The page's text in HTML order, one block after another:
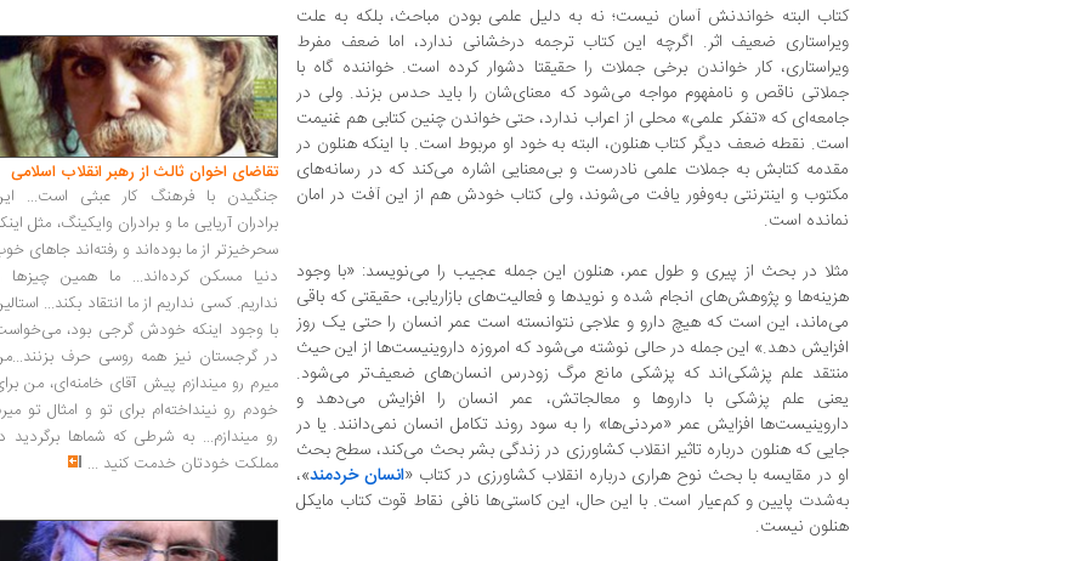
کتاب البته خواندنش آسان نیست؛ نه به دلیل علمی بودن مباحث، بلکه به علت
ویراستاری ضعیف اثر. اگرچه این کتاب ترجمه درخشانی ندارد، اما ضعف مفرط
ویراستاری، کار خواندن برخی جملات را حقیقتا دشوار کرده است. خواننده گاه با
جملاتی ناقص و نامفهوم مواجه می‌شود که معنای‌شان را باید حدس بزند. ولی در
جامعه‌ای که «تفکر علمی» محلی از اعراب ندارد، حتی خواندن چنین کتابی هم غنیمت
است. نقطه ضعف دیگر کتاب هنلون، البته به خود او مربوط است. با اینکه هنلون در
مقدمه کتابش به جملات علمی نادرست و بی‌معنایی اشاره می‌کند که در رسانه‌های
مکتوب و اینترنتی به‌وفور یافت می‌شوند، ولی کتاب خودش هم از این آفت در امان
نمانده است.
مثلا در بحث از پیری و طول عمر، هنلون این جمله عجیب را می‌نویسد: «با وجود
هزینه‌ها و پژوهش‌های انجام شده و نویدها و فعالیت‌های بازاریابی، حقیقتی که باقی
می‌ماند، این است که هیچ دارو و علاجی نتوانسته است عمر انسان را حتی یک روز
افزایش دهد.» این جمله در حالی نوشته می‌شود که امروزه داروینیست‌ها از این حیث
منتقد علم پزشکی‌اند که پزشکی مانع مرگ زودرس انسان‌های ضعیف‌تر می‌شود.
یعنی علم پزشکی با داروها و معالجاتش، عمر انسان را افزایش می‌دهد و
داروینیست‌ها افزایش عمر «مردنی‌ها» را به سود روند تکامل انسان نمی‌دانند. یا در
جایی که هنلون درباره تاثیر انقلاب کشاورزی در زندگی بشر بحث می‌کند، سطح بحث
او در مقایسه با بحث نوح هراری درباره انقلاب کشاورزی در کتاب «انسان خردمند»،
به‌شدت پایین و کم‌عیار است. با این حال، این کاستی‌ها نافی نقاط قوت کتاب مایکل
هنلون نیست.
تقاضای اخوان ثالث از رهبر انقلاب اسلامی
جنگیدن با فرهنگ کار عبثی است...
برادران آریایی ما و برادران وایکینگ، مثل
سحرخیزتر از ما بوده‌اند و رفته‌اند جاهای
دنیا مسکن کرده‌اند... ما همین چیزها
نداریم. کسی نداریم از ما انتقاد بکند...
با وجود اینکه خودش گرجی بود،
در گرجستان نیز همه روسی حرف
میرم رو میندازم پیش آقای خامنه‌ای، من
خودم رو نینداخته‌ام برای تو و امثال تو
رو میندازم... به شرطی که شماها برگردید
مملکت خودتان خدمت کنید ...